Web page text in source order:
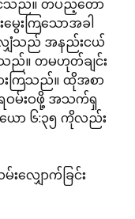
သည်။ တပည့်တော်
ေးကြသောအခါ
သည် အနည်းငယ်
ည်။ တမဟုတ်ချင်း
းကြသည်။ ထိုအစာ
မ်းဝဖို့ အသက်ရှ
ာ ၆:၃၅ ကိုလည်း
လျှောက်ခြင်း